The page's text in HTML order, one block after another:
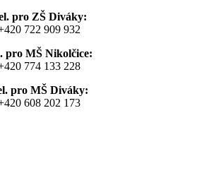
pro ZŠ Diváky:
722 909 932
pro MŠ Nikolčice:
774 133 228
pro MŠ Diváky:
608 202 173